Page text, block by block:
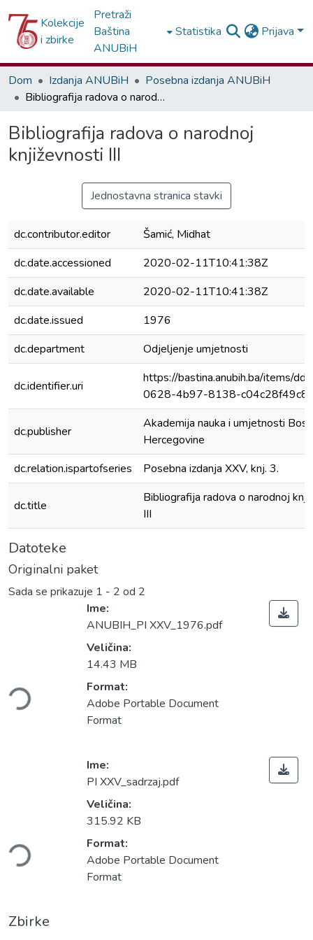
Kolekcije
i zbirke
Pretraži
Baština
ANUBiH
Statistika Prijava
Dom Izdanja ANUBiH
Posebna izdanja ANUBiH
Bibliografija radova o narodnoj književnosti III
Bibliografija radova o narodnoj
književnosti III
Jednostavna stranica stavki
dc.contributor.editor
Šamić, Midhat
dc.date.accessioned
2020-02-11T10:41:38Z
dc.date.available
2020-02-11T10:41:38Z
dc.date.issued
1976
dc.department
Odjeljenje umjetnosti
dc.identifier.uri
https://bastina.anubih.ba/items/
0628-4b97-8138-
dc.publisher
Akademija nauka i umjetnosti
Hercegovine
dc.relation.ispartofseries
Posebna izdanja XXV, knj. 3.
dc.title
Bibliografija radova o narodnoj
III
Datoteke
Originalni paket
Sada se prikazuje 1 - 2 od 2
Ime:
ANUBIH_PI XXV_1976.pdf
Veličina:
14.43 MB
Format:
Adobe Portable Document
Format
Ime:
PI XXV_sadrzaj.pdf
Veličina:
315.92 KB
Format:
Adobe Portable Document
Format
Zbirke